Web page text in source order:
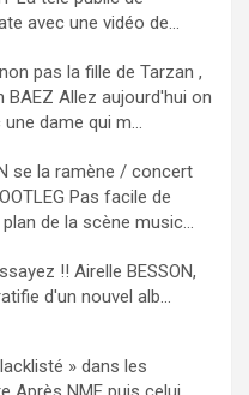
avec une vidéo de...
pas la fille de Tarzan ,
BAEZ Allez aujourd'hui on
dame qui m...
se la ramène / concert
Pas facile de
de la scène music...
!! Airelle BESSON,
d'un nouvel alb...
» dans les